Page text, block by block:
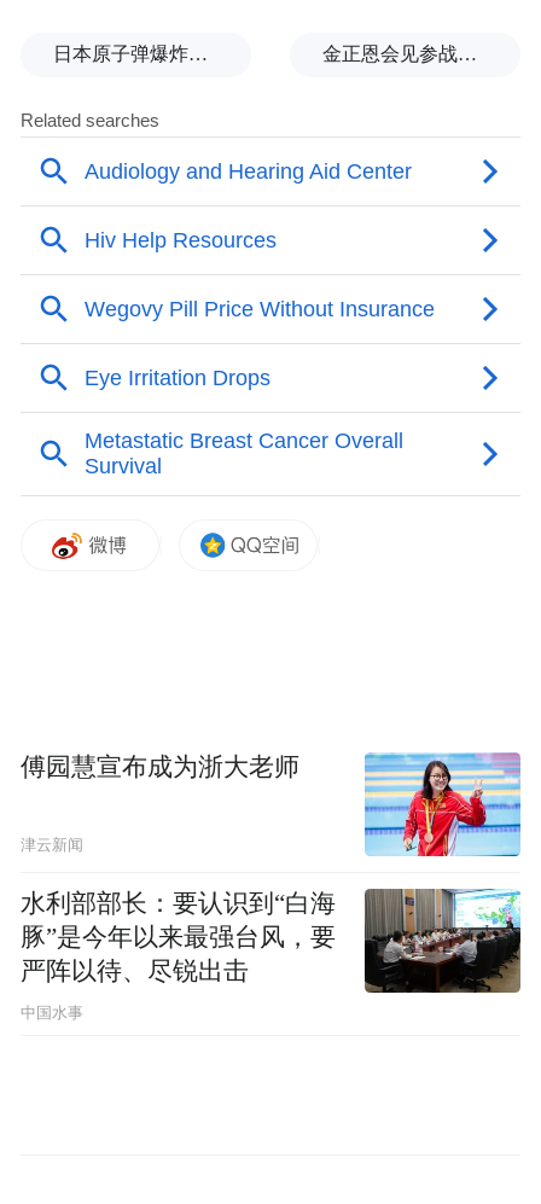
王新宇。澎湃新闻记者 邹桥 摄
安第斯病毒不是一种新病毒，此前未大规模
全球流行
动物为自然宿主的病毒。按照地理分布和临
汉坦病毒”和美洲地区常见的“新大陆汉坦病
毒”。人类通常是偶然感染者，主要通过吸入
“需要特别说明的是，汉坦病毒总体上并不是
一种容易在人与人之间传播的病毒。目前明
确被证实能够发生有限人际传播的是安第斯
病毒，而且这种传播通常需要密切、持续时
间较长的接触。”王新宇说。
安第斯病毒是新大陆汉坦病毒中的一种重要
日本原子弹爆炸亲历者警告高市：想通过战争成为大国，这种想法本身就是错误的 金正恩会见参战老兵和战时立功者
傅园慧宣布成为浙大老师
津云新闻
水利部部长：要认识到“白海
豚”是今年以来最强台风，要
严阵以待、尽锐出击
中国水事